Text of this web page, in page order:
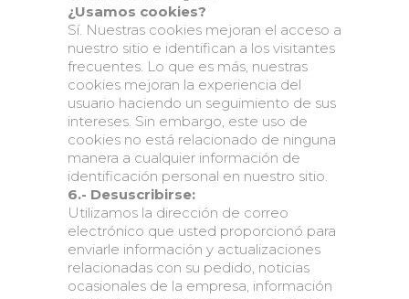
¿Usamos cookies?
Sí. Nuestras cookies mejoran el acceso a
nuestro sitio e identifican a los visitantes
frecuentes. Lo que es más, nuestras
cookies mejoran la experiencia del
usuario haciendo un seguimiento de sus
intereses. Sin embargo, este uso de
cookies no está relacionado de ninguna
manera a cualquier información de
identificación personal en nuestro sitio.
6.- Desuscribirse:
Utilizamos la dirección de correo
electrónico que usted proporcionó para
enviarle información y actualizaciones
relacionadas con su pedido, noticias
ocasionales de la empresa, información